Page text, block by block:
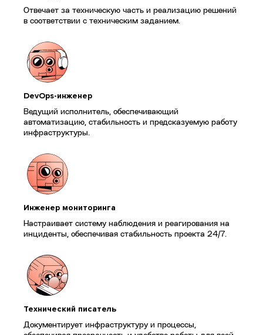
Отвечает за техническую часть и реализацию решений
в соответствии с техническим заданием.
DevOps-инженер
Ведущий исполнитель, обеспечивающий
автоматизацию, стабильность и предсказуемую работу
инфраструктуры.
Инженер мониторинга
Настраивает систему наблюдения и реагирования на
инциденты, обеспечивая стабильность проекта 24/7.
Технический писатель
Документирует инфраструктуру и процессы,